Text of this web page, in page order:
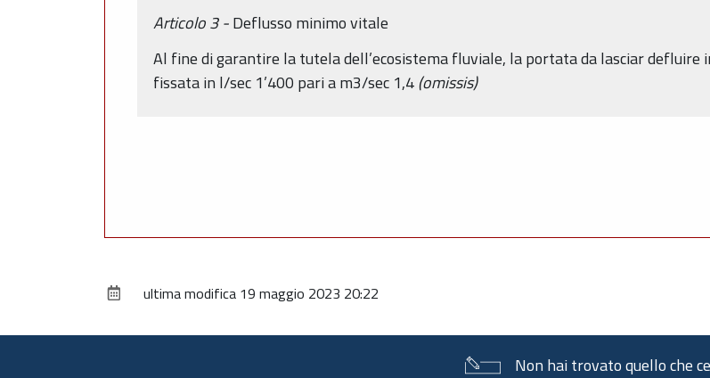
Articolo 3 -Deflusso minimo vitale
Al fine di garantire la tutela dell’ecosistema fluviale, la portata da lasciar defluire
fissata in l/sec 1’400 pari a m3/sec 1,4(omissis)
ultima modifica 19 maggio 2023 20:22
Non hai trovato quello che